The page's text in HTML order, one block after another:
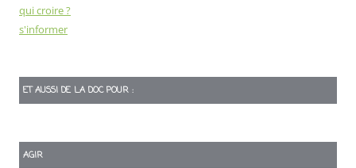
qui croire ?
s'informer
ET AUSSI DE LA DOC POUR :
AGIR